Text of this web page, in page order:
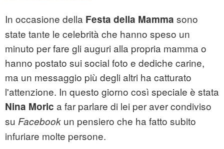
In occasione della Festa della Mamma sono
state tante le celebrità che hanno speso un
minuto per fare gli auguri alla propria mamma o
hanno postato sui social foto e dediche carine,
ma un messaggio più degli altri ha catturato
l'attenzione. In questo giorno così speciale è stata
Nina Moric a far parlare di lei per aver condiviso
su Facebook un pensiero che ha fatto subito
infuriare molte persone.